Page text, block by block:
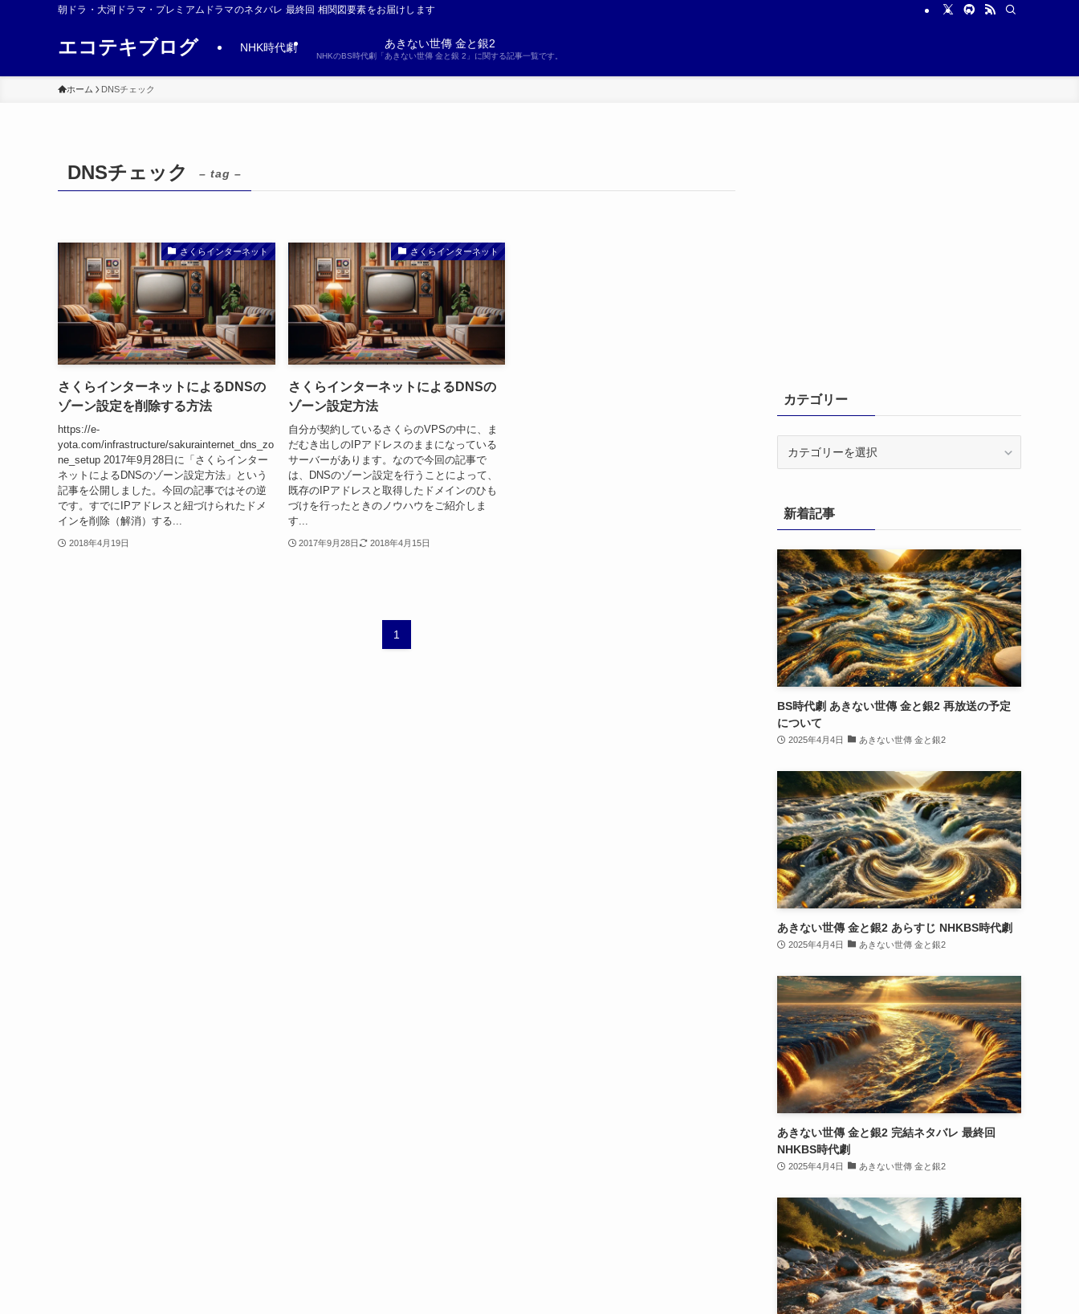
朝ドラ・大河ドラマ・プレミアムドラマのネタバレ 最終回 相関図要素をお届けします
エコテキブログ NHK時代劇 あきない世傳 金と銀2
NHKのBS時代劇「あきない世傳 金と銀 2」に関する記事一覧です。
ホーム DNSチェック
DNSチェック – tag –
さくらインターネット
さくらインターネットによるDNSの
ゾーン設定を削除する方法
https://e-
yota.com/infrastructure/sakurainternet_dns_zo
ne_setup 2017年9月28日に「さくらインター
ネットによるDNSのゾーン設定方法」という
記事を公開しました。今回の記事ではその逆
です。すでにIPアドレスと紐づけられたドメ
インを削除（解消）する...
2018年4月19日
さくらインターネット
さくらインターネットによるDNSの
ゾーン設定方法
自分が契約しているさくらのVPSの中に、ま
だむき出しのIPアドレスのままになっている
サーバーがあります。なので今回の記事で
は、DNSのゾーン設定を行うことによって、
既存のIPアドレスと取得したドメインのひも
づけを行ったときのノウハウをご紹介しま
す...
2017年9月28日 2018年4月15日
1
カテゴリー
ー新着記事
BS時代劇 あきない世傳 金と銀2 再放送の予定
について
2025年4月4日 あきない世傳 金と銀2
あきない世傳 金と銀2 あらすじ NHKBS時代劇
2025年4月4日 あきない世傳 金と銀2
あきない世傳 金と銀2 完結ネタバレ 最終回
NHKBS時代劇
2025年4月4日 あきない世傳 金と銀2